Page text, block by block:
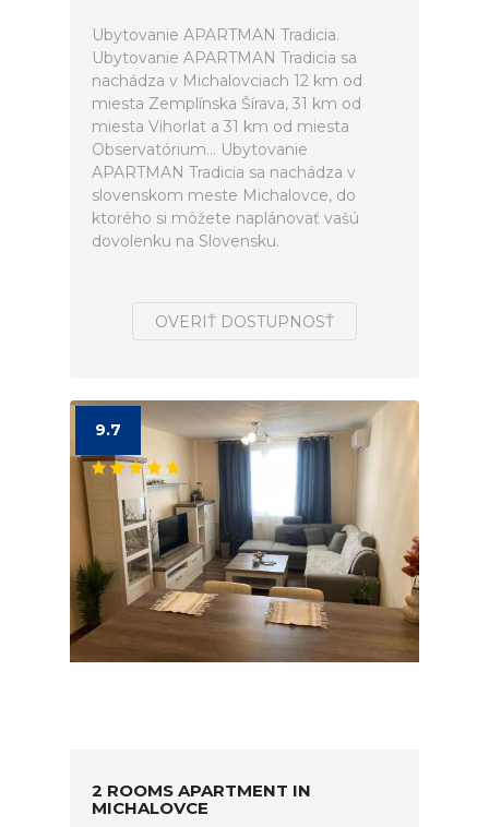
Ubytovanie APARTMAN Tradicia.
Ubytovanie APARTMAN Tradicia sa
nachádza v Michalovciach 12 km od
miesta Zemplínska Šírava, 31 km od
miesta Vihorlat a 31 km od miesta
Observatórium... Ubytovanie
APARTMAN Tradicia sa nachádza v
slovenskom meste Michalovce, do
ktorého si môžete naplánovať vašú
dovolenku na Slovensku.
OVERIŤ DOSTUPNOSŤ
9.7
2 ROOMS APARTMENT IN
MICHALOVCE